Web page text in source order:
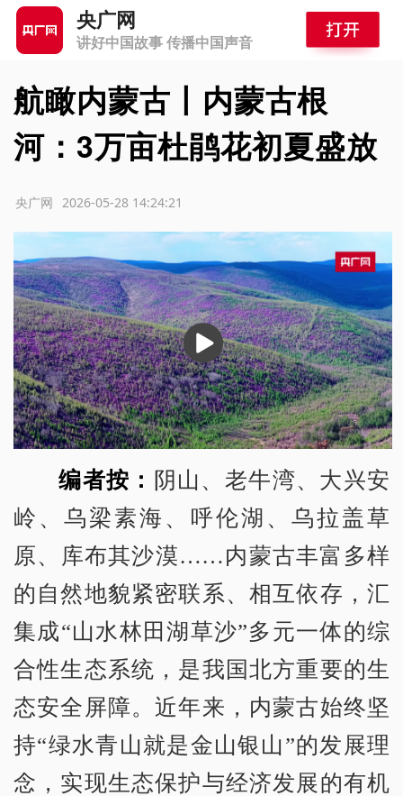
央广网
讲好中国故事 传播中国声音
航瞰内蒙古丨内蒙古根
河：3万亩杜鹃花初夏盛放
2026-05-28 14:24:21
央广网
播
放
编者按： 阴山、老牛湾、大兴安
岭、乌梁素海、呼伦湖、乌拉盖草
原、库布其沙漠……内蒙古丰富多样
的自然地貌紧密联系、相互依存，汇
集成“山水林田湖草沙”多元一体的综
合性生态系统，是我国北方重要的生
态安全屏障。近年来，内蒙古始终坚
持“绿水青山就是金山银山”的发展理
念，实现生态保护与经济发展的有机